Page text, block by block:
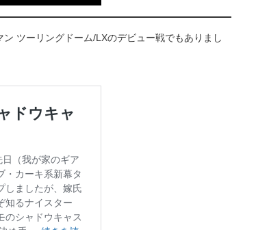
ツーリングドーム/LXのデビュー戦でもありまし